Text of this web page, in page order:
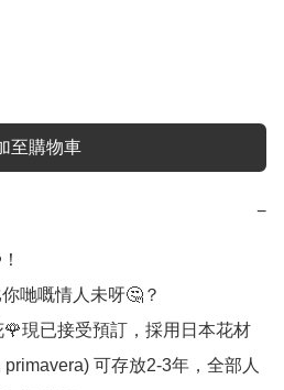
至購物車
−
哋嘅情人未呀🤔？
現已接受預訂，採用日本花材
可存放2-3年，全部人